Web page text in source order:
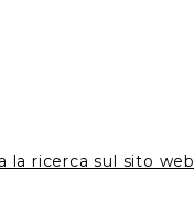
la ricerca sul sito web